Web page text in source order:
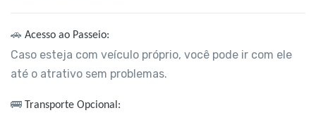
🚗 Acesso ao Passeio:
Caso esteja com veículo próprio, você pode ir com ele
até o atrativo sem problemas.
🚌 Transporte Opcional: